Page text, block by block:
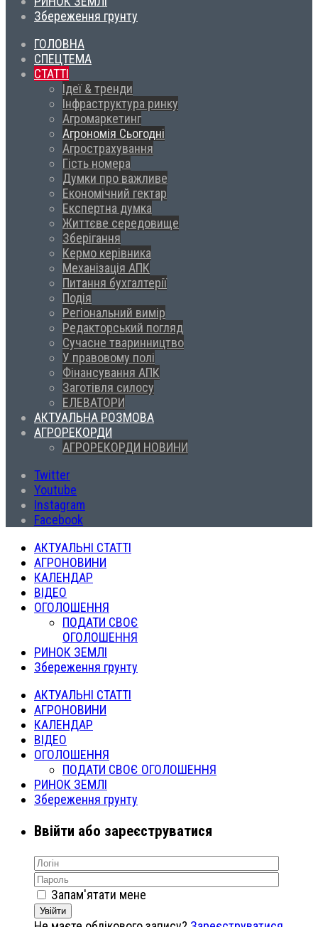
Збереження грунту
ГОЛОВНА
СПЕЦТЕМА
СТАТТІ
Ідеї & тренди
Інфраструктура ринку
Агромаркетинг
Агрономія Сьогодні
Агрострахування
Гість номера
Думки про важливе
Економічний гектар
Експертна думка
Життєве середовище
Зберігання
Кермо керівника
Механізація АПК
Питання бухгалтерії
Подія
Регіональний вимір
Редакторський погляд
Сучасне тваринництво
У правовому полі
Фінансування АПК
Заготівля силосу
ЕЛЕВАТОРИ
АКТУАЛЬНА РОЗМОВА
АГРОРЕКОРДИ
АГРОРЕКОРДИ НОВИНИ
Twitter
Youtube
Instagram
Facebook
АКТУАЛЬНІ СТАТТІ
АГРОНОВИНИ
КАЛЕНДАР
ВІДЕО
ОГОЛОШЕННЯ
ПОДАТИ СВОЄ
ОГОЛОШЕННЯ
РИНОК ЗЕМЛІ
Збереження грунту
АКТУАЛЬНІ СТАТТІ
АГРОНОВИНИ
КАЛЕНДАР
ВІДЕО
ОГОЛОШЕННЯ
ПОДАТИ СВОЄ ОГОЛОШЕННЯ
РИНОК ЗЕМЛІ
Збереження грунту
Ввійти або зареєструватися
Запам'ятати мене
Увійти